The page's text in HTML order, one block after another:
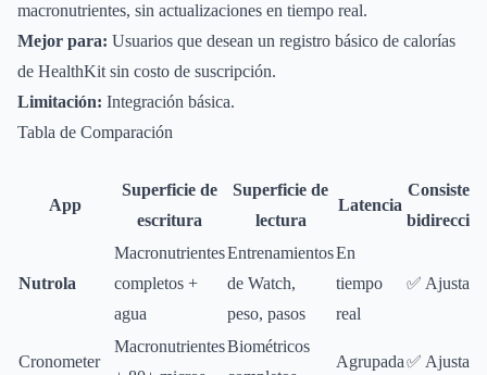
macronutrientes, sin actualizaciones en tiempo real.
Mejor para: Usuarios que desean un registro básico de calorías
de HealthKit sin costo de suscripción.
Limitación: Integración básica.
Tabla de Comparación
App
Superficie de
escritura
Superficie de
lectura
Latencia
Nutrola
Macronutrientes
completos +
agua
Entrenamientos
de Watch,
peso, pasos
En
tiempo
real
✅ Ajustada
Cronometer
MacronutrientesBiométricos
Agrupada✅ Ajustada